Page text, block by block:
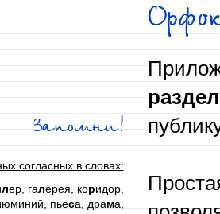
Запомни!
согласных в словах:
лер, галерея, коридор,
юминий, пьеса, драма,